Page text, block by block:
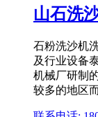
山石洗
石粉洗沙机
及行业设备
机械厂研制
较多的地区